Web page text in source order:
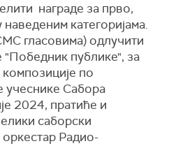
награде за прво,
категоријама.
гласовима) одлучити
"Победник публике", за
по
Сабора
2024, пратиће и
саборски
Радио-